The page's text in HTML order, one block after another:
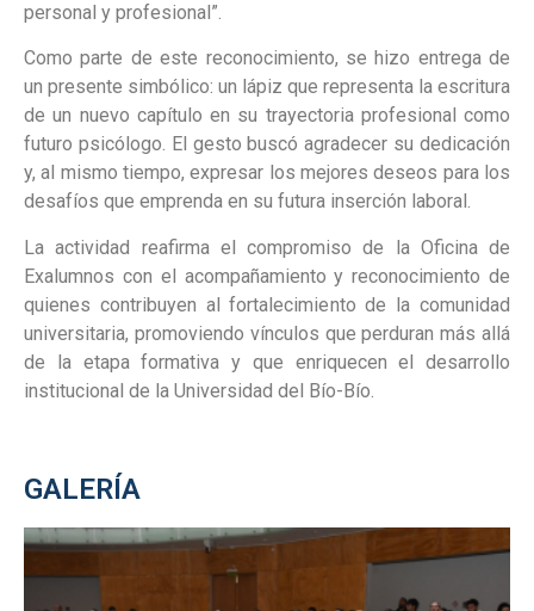
personal y profesional”.
Como parte de este reconocimiento, se hizo entrega de
un presente simbólico: un lápiz que representa la escritura
de un nuevo capítulo en su trayectoria profesional como
futuro psicólogo. El gesto buscó agradecer su dedicación
y, al mismo tiempo, expresar los mejores deseos para los
desafíos que emprenda en su futura inserción laboral.
La actividad reafirma el compromiso de la Oficina de
Exalumnos con el acompañamiento y reconocimiento de
quienes contribuyen al fortalecimiento de la comunidad
universitaria, promoviendo vínculos que perduran más allá
de la etapa formativa y que enriquecen el desarrollo
institucional de la Universidad del Bío-Bío.
GALERÍA